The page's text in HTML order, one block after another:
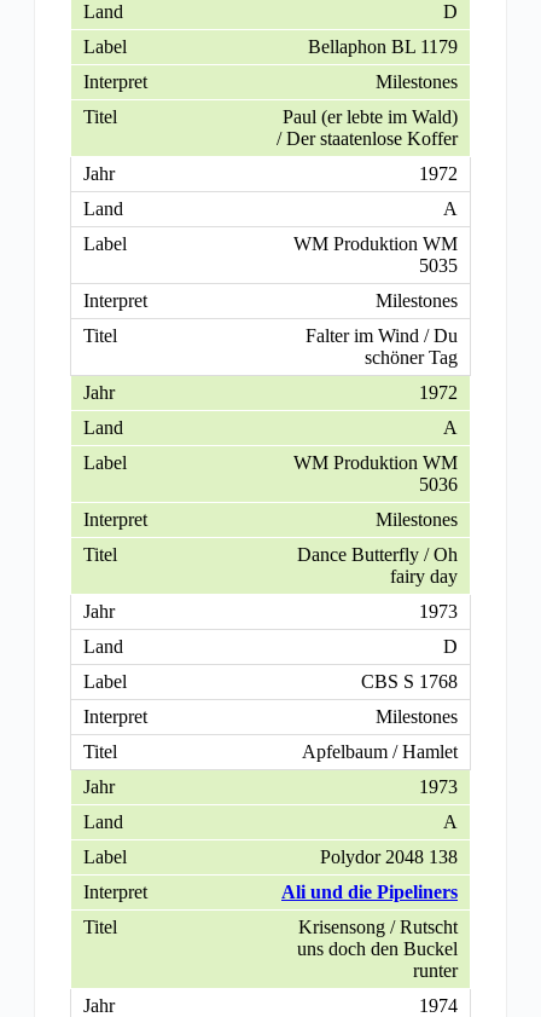
D
Bellaphon BL 1179
Milestones
Paul (er lebte im Wald)
/ Der staatenlose Koffer
1972
A
WM Produktion WM
5035
Milestones
Falter im Wind / Du
schöner Tag
1972
A
WM Produktion WM
5036
Milestones
Dance Butterfly / Oh
fairy day
1973
D
CBS S 1768
Milestones
Apfelbaum / Hamlet
1973
A
Polydor 2048 138
Ali und die Pipeliners
Krisensong / Rutscht
uns doch den Buckel
runter
1974